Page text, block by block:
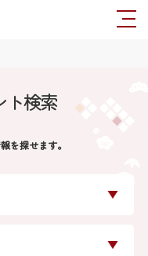
ト検索
を探せます。